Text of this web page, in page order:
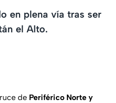
en plena vía tras ser
el Alto.
de Periférico Norte y